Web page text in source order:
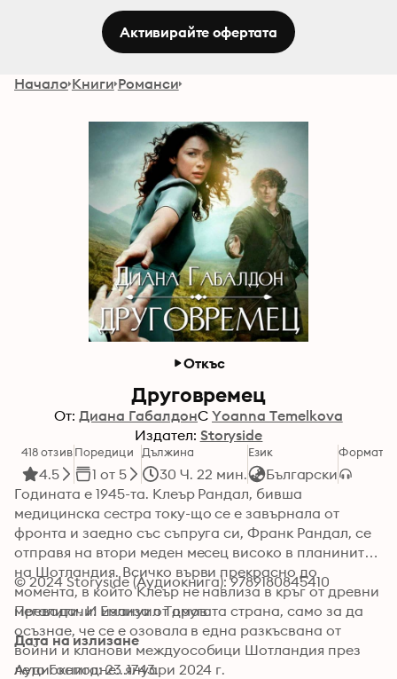
Активирайте офертата
Начало Книги Романси
Откъс
Друговремец
От: Диана ГабалдонС Yoanna Temelkova
Издател: Storyside
418 отзив
4.5
Поредици
1 от 5
Дължина
30 Ч. 22 мин.
Език
Български
Формат
Годината е 1945-та. Клеър Рандал, бивша
медицинска сестра току-що се е завърнала от
фронта и заедно със съпруга си, Франк Рандал, се
отправя на втори меден месец високо в планините
на Шотландия. Всичко върви прекрасно до
момента, в който Клеър не навлиза в кръг от древни
мегалити. И излиза от другата страна, само за да
осъзнае, че се е озовала в една разкъсвана от
войни и кланови междуособици Шотландия през
лето Господне...1743.
© 2024 Storyside (Аудиокнига): 9789180845410
Преводачи: Емануил Томов
Дата на излизане
Аудиокнига: 23 януари 2024 г.